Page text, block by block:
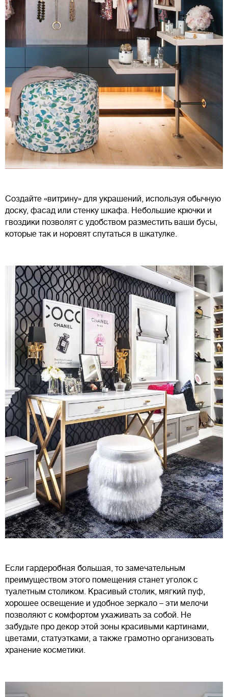
Создайте «витрину» для украшений, используя обычную
доску, фасад или стенку шкафа. Небольшие крючки и
гвоздики позволят с удобством разместить ваши бусы,
которые так и норовят спутаться в шкатулке.
Если гардеробная большая, то замечательным
преимуществом этого помещения станет уголок с
туалетным столиком. Красивый столик, мягкий пуф,
хорошее освещение и удобное зеркало – эти мелочи
позволяют с комфортом ухаживать за собой. Не
забудьте про декор этой зоны красивыми картинами,
цветами, статуэтками, а также грамотно организовать
хранение косметики.